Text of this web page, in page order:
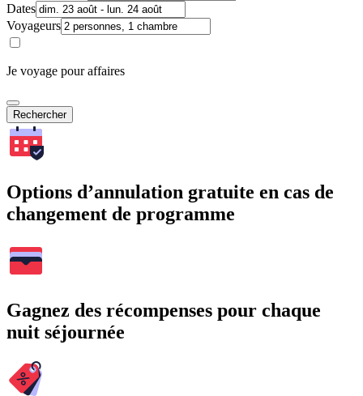
Dates
Voyageurs
Je voyage pour affaires
Rechercher
Options d’annulation gratuite en cas de
changement de programme
Gagnez des récompenses pour chaque
nuit séjournée